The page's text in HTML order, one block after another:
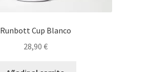
Runbott Cup Blanco
28,90 €